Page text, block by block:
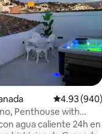
reviews
4.93 out of
4.93 (940)
Penthouse with
agua caliente 24h en